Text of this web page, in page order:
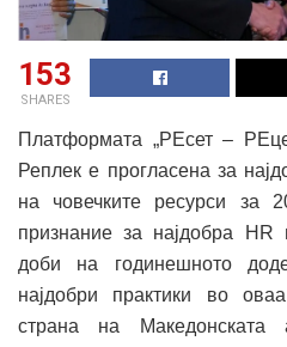
153
SHARES
Платформата „РЕсет –
Реплек е прогласена за
на човечките ресурси за
признание за најдобра HR
доби на годинешното
најдобри практики во
страна на Македонската